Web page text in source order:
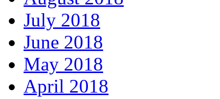
July 2018
June 2018
May 2018
April 2018